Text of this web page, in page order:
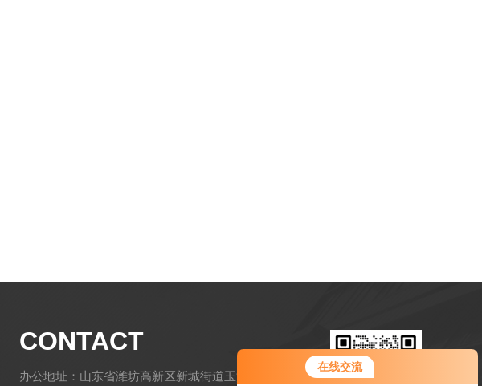
在线交流
您好！欢迎前来咨询，很高兴为您
服务，请问您要咨询什么问题呢？
CONTACT
办公地址：山东省潍坊高新区新城街道玉清社区金马路